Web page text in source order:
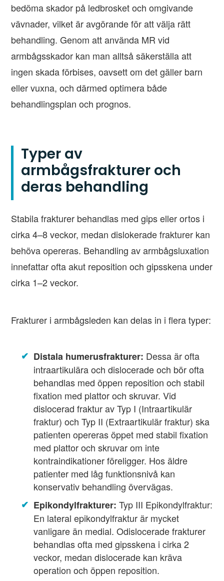
bedöma skador på ledbrosket och omgivande
vävnader, vilket är avgörande för att välja rätt
behandling. Genom att använda MR vid
armbågsskador kan man alltså säkerställa att
ingen skada förbises, oavsett om det gäller barn
eller vuxna, och därmed optimera både
behandlingsplan och prognos.
Typer av
armbågsfrakturer och
deras behandling
Stabila frakturer behandlas med gips eller ortos i
cirka 4–8 veckor, medan dislokerade frakturer kan
behöva opereras. Behandling av armbågsluxation
innefattar ofta akut reposition och gipsskena under
cirka 1–2 veckor.
Frakturer i armbågsleden kan delas in i flera typer:
Distala humerusfrakturer: Dessa är ofta
intraartikulära och dislocerade och bör ofta
behandlas med öppen reposition och stabil
fixation med plattor och skruvar. Vid
dislocerad fraktur av Typ I (Intraartikulär
fraktur) och Typ II (Extraartikulär fraktur) ska
patienten opereras öppet med stabil fixation
med plattor och skruvar om inte
kontraindikationer föreligger. Hos äldre
patienter med låg funktionsnivå kan
konservativ behandling övervägas.
Epikondylfrakturer: Typ III Epikondylfraktur:
En lateral epikondylfraktur är mycket
vanligare än medial. Odislocerade frakturer
behandlas ofta med gipsskena i cirka 2
veckor, medan dislocerade kan kräva
operation och öppen reposition.